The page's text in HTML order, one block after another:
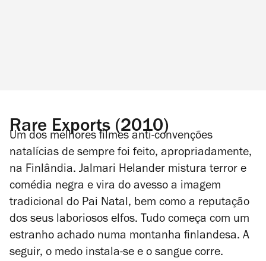
Rare Exports (2010)
Um dos melhores filmes anti-convenções
natalícias de sempre foi feito, apropriadamente,
na Finlândia. Jalmari Helander mistura terror e
comédia negra e vira do avesso a imagem
tradicional do Pai Natal, bem como a reputação
dos seus laboriosos elfos. Tudo começa com um
estranho achado numa montanha finlandesa. A
seguir, o medo instala-se e o sangue corre.